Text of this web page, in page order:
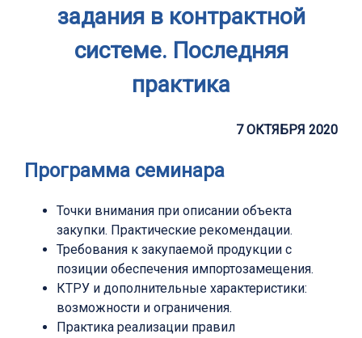
задания в контрактной
системе. Последняя
практика
7 ОКТЯБРЯ 2020
Программа семинара
Точки внимания при описании объекта
закупки. Практические рекомендации.
Требования к закупаемой продукции с
позиции обеспечения импортозамещения.
КТРУ и дополнительные характеристики:
возможности и ограничения.
Практика реализации правил